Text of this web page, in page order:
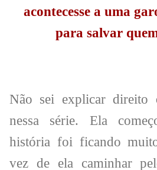
acontecesse a uma
para salvar
Não sei explicar direito
nessa série. Ela
história foi ficando
vez de ela caminhar